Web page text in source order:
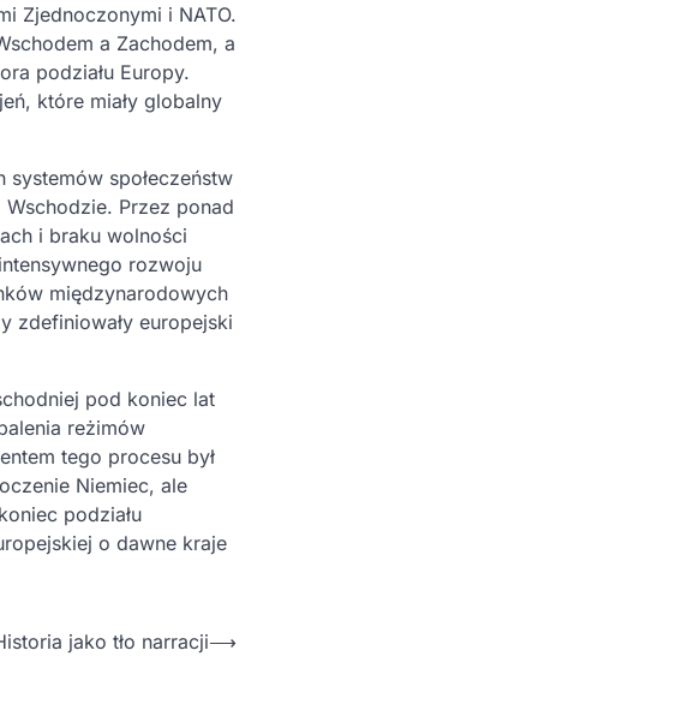
Zjednoczonymi i NATO.
a Zachodem, a
podziału Europy.
które miały globalny
społeczeństw
Przez ponad
i braku wolności
rozwoju
międzynarodowych
zdefiniowały europejski
pod koniec lat
reżimów
tego procesu był
Niemiec, ale
podziału
o dawne kraje
jako tło narracji⟶